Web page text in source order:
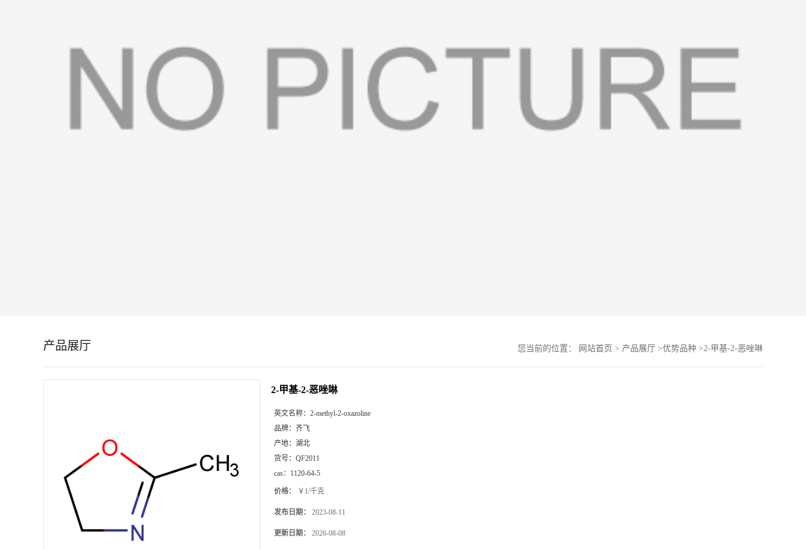
产品展厅 您当前的位置： 网站首页 > 产品展厅 >优势品种 >2-甲基-2-恶唑啉
2-甲基-2-恶唑啉
英文名称： 2-methyl-2-oxazoline
品牌： 齐飞
产地： 湖北
货号： QF2011
cas： 1120-64-5
价格： ￥1/千克
发布日期： 2023-08-11
更新日期： 2026-08-08